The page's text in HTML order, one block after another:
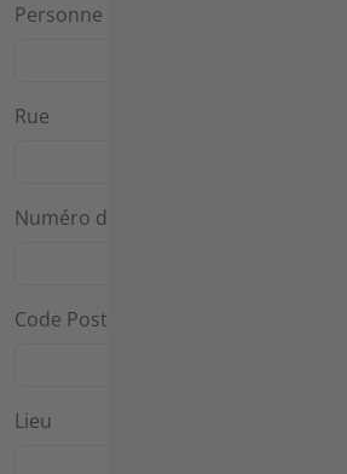
Personne de contact
Rue
Numéro de maison
Code Postal
Lieu